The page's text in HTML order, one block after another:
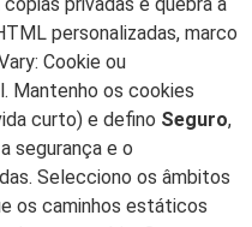
personalizadas, marco
Cookie ou
Mantenho os cookies
curto) e defino Seguro,
segurança e o
Selecciono os âmbitos
os caminhos estáticos